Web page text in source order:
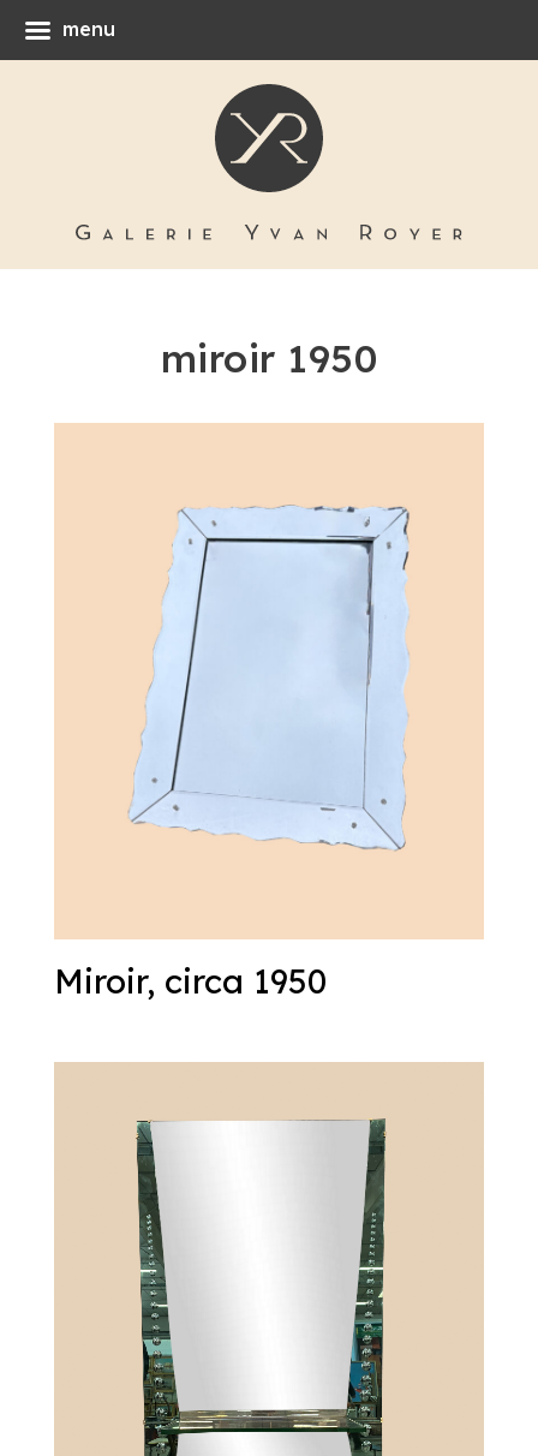
miroir 1950
Miroir, circa 1950
menu